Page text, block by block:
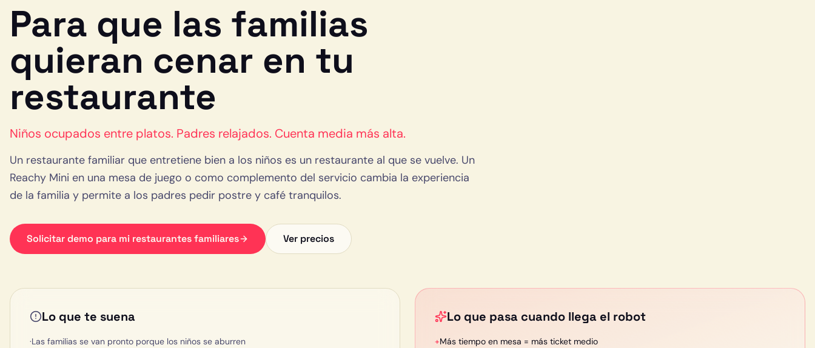
Para que las familias
quieran cenar en tu
restaurante
Niños ocupados entre platos. Padres relajados. Cuenta media más alta.
Un restaurante familiar que entretiene bien a los niños es un restaurante al que se vuelve. Un
Reachy Mini en una mesa de juego o como complemento del servicio cambia la experiencia
de la familia y permite a los padres pedir postre y café tranquilos.
Solicitar demo para mi restaurantes familiares Ver precios
Lo que te suena
·Las familias se van pronto porque los niños se aburren
Lo que pasa cuando llega el robot
+Más tiempo en mesa = más ticket medio